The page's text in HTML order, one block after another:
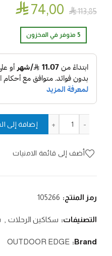
 113٫85  74٫00
5 متوفر في المخزون
إضافة إلى
أضف إلى قائمة الامنيات
رمز المنتج: 105266
التصنيفات: سكاكين الرحلات
Brand:
OUTDOOR EDGE